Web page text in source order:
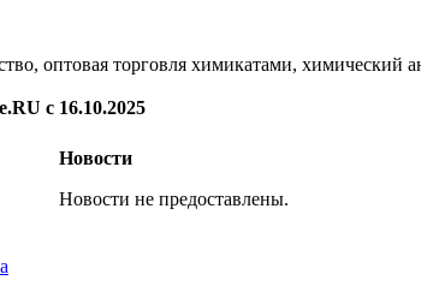
оптовая торговля химикатами, химический
с 16.10.2025
Новости
Новости не предоставлены.